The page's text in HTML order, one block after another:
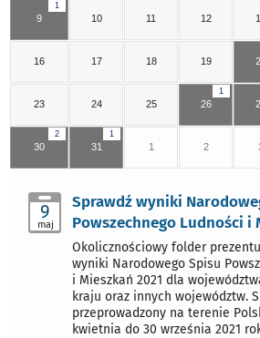
1
9 10 11 12
16 17 18 19
23 24 25
1
26
2
30
1
31 1 2
9
maj
Sprawdź wyniki
Powszechnego Ludności i
Okolicznościowy folder
wyniki Narodowego Spisu
i Mieszkań 2021 dla
kraju oraz innych województw.
przeprowadzony na terenie
kwietnia do 30 września 2021